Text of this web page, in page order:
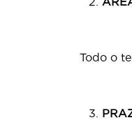
Todo o